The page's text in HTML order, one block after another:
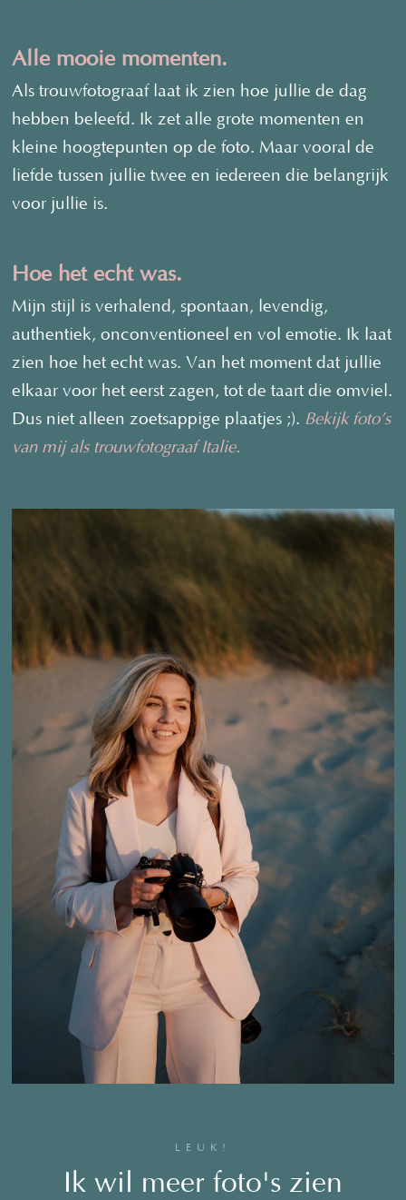
Alle mooie momenten.
Als trouwfotograaf laat ik zien hoe jullie de dag
hebben beleefd. Ik zet alle grote momenten en
kleine hoogtepunten op de foto. Maar vooral de
liefde tussen jullie twee en iedereen die belangrijk
voor jullie is.
Hoe het echt was.
Mijn stijl is verhalend, spontaan, levendig,
authentiek, onconventioneel en vol emotie. Ik laat
zien hoe het echt was. Van het moment dat jullie
elkaar voor het eerst zagen, tot de taart die omviel.
Dus niet alleen zoetsappige plaatjes ;). Bekijk foto’s
van mij als trouwfotograaf Italie.
LEUK!
Ik wil meer foto's zien